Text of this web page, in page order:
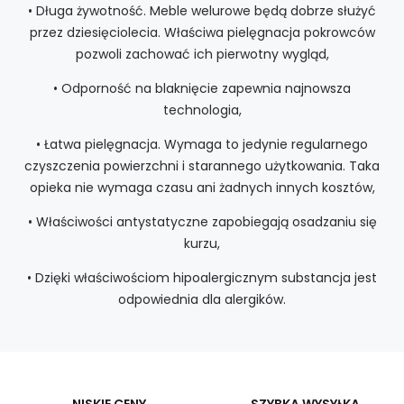
• Długa żywotność. Meble welurowe będą dobrze służyć
przez dziesięciolecia. Właściwa pielęgnacja pokrowców
pozwoli zachować ich pierwotny wygląd,
• Odporność na blaknięcie zapewnia najnowsza
technologia,
• Łatwa pielęgnacja. Wymaga to jedynie regularnego
czyszczenia powierzchni i starannego użytkowania. Taka
opieka nie wymaga czasu ani żadnych innych kosztów,
• Właściwości antystatyczne zapobiegają osadzaniu się
kurzu,
• Dzięki właściwościom hipoalergicznym substancja jest
odpowiednia dla alergików.